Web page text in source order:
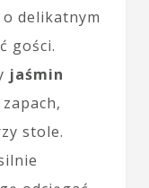
o delikatnym
gości.
jaśmin
stole.